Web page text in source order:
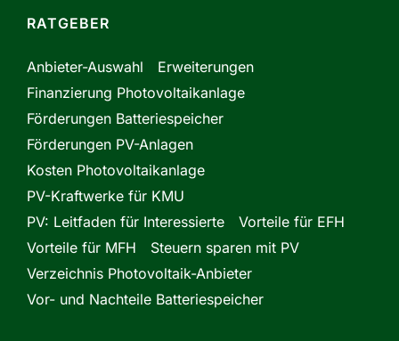
RATGEBER
Anbieter-Auswahl
Erweiterungen
Finanzierung Photovoltaikanlage
Förderungen Batteriespeicher
Förderungen PV-Anlagen
Kosten Photovoltaikanlage
PV-Kraftwerke für KMU
PV: Leitfaden für Interessierte
Vorteile für EFH
Vorteile für MFH
Steuern sparen mit PV
Verzeichnis Photovoltaik-Anbieter
Vor- und Nachteile Batteriespeicher